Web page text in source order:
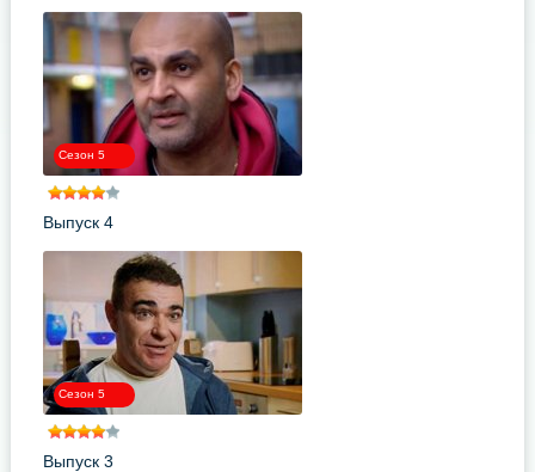
Сезон 5
Выпуск 4
Сезон 5
Выпуск 3